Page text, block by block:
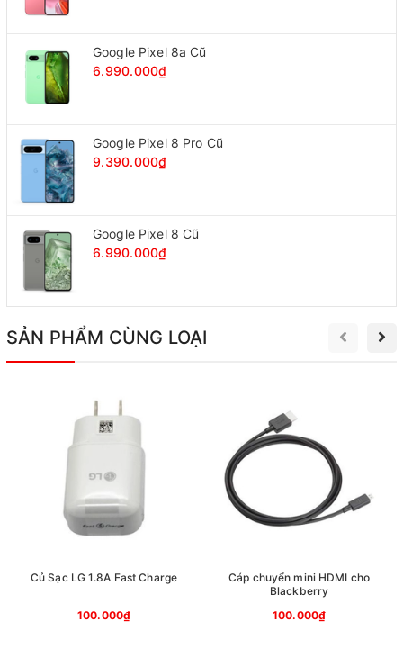
Google Pixel 8a Cũ
6.990.000₫
Google Pixel 8 Pro Cũ
9.390.000₫
Google Pixel 8 Cũ
6.990.000₫
SẢN PHẨM CÙNG LOẠI
Củ Sạc LG 1.8A Fast Charge
100.000₫
Cáp chuyển mini HDMI cho
Blackberry
100.000₫